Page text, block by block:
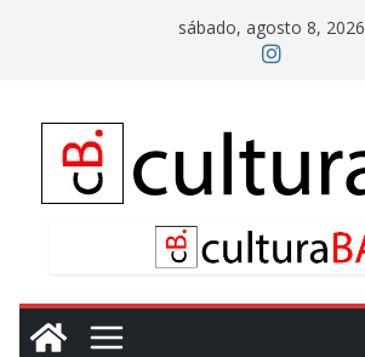
sábado, agosto 8, 2026